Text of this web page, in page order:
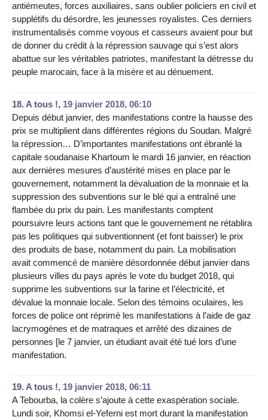
antiémeutes, forces auxiliaires, sans oublier policiers en civil et
supplétifs du désordre, les jeunesses royalistes. Ces derniers
instrumentalisés comme voyous et casseurs avaient pour but
de donner du crédit à la répression sauvage qui s’est alors
abattue sur les véritables patriotes, manifestant la détresse du
peuple marocain, face à la misère et au dénuement.
18. A tous !, 19 janvier 2018, 06:10
Depuis début janvier, des manifestations contre la hausse des
prix se multiplient dans différentes régions du Soudan. Malgré
la répression… D’importantes manifestations ont ébranlé la
capitale soudanaise Khartoum le mardi 16 janvier, en réaction
aux dernières mesures d’austérité mises en place par le
gouvernement, notamment la dévaluation de la monnaie et la
suppression des subventions sur le blé qui a entraîné une
flambée du prix du pain. Les manifestants comptent
poursuivre leurs actions tant que le gouvernement ne rétablira
pas les politiques qui subventionnent (et font baisser) le prix
des produits de base, notamment du pain. La mobilisation
avait commencé de manière désordonnée début janvier dans
plusieurs villes du pays après le vote du budget 2018, qui
supprime les subventions sur la farine et l’électricité, et
dévalue la monnaie locale. Selon des témoins oculaires, les
forces de police ont réprimé les manifestations à l’aide de gaz
lacrymogènes et de matraques et arrêté des dizaines de
personnes [le 7 janvier, un étudiant avait été tué lors d’une
manifestation.
19. A tous !, 19 janvier 2018, 06:11
A Tebourba, la colère s’ajoute à cette exaspération sociale.
Lundi soir, Khomsi el-Yeferni est mort durant la manifestation